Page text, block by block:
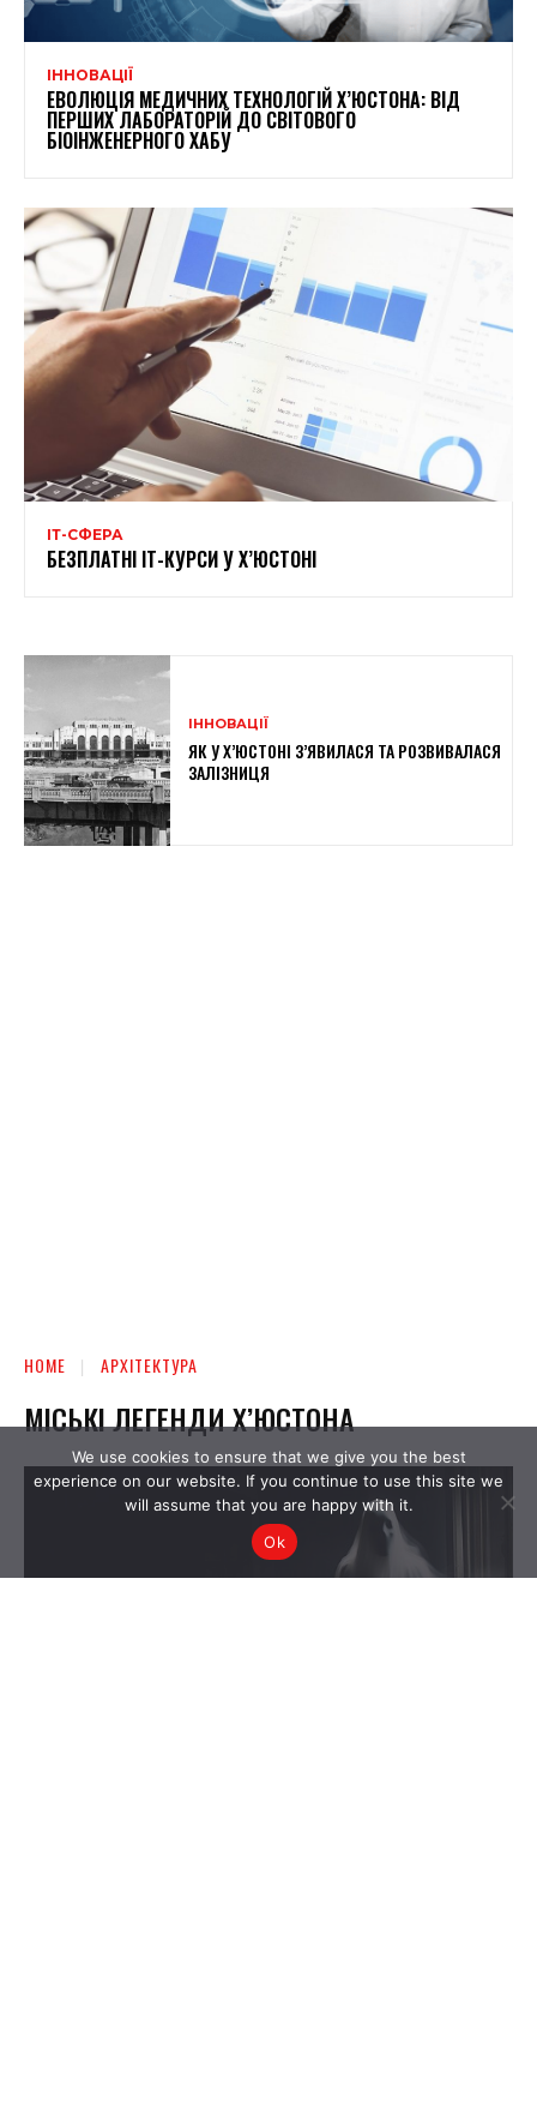
ІННОВАЦІЇ
ЕВОЛЮЦІЯ МЕДИЧНИХ ТЕХНОЛОГІЙ Х’ЮСТОНА: ВІД
ПЕРШИХ ЛАБОРАТОРІЙ ДО СВІТОВОГО
БІОІНЖЕНЕРНОГО ХАБУ
ІТ-СФЕРА
БЕЗПЛАТНІ ІТ-КУРСИ У Х’ЮСТОНІ
ІННОВАЦІЇ
ЯК У Х’ЮСТОНІ З’ЯВИЛАСЯ ТА РОЗВИВАЛАСЯ
ЗАЛІЗНИЦЯ
We use cookies to ensure that we give you the best
experience on our website. If you continue to use this site we
will assume that you are happy with it.
Ok